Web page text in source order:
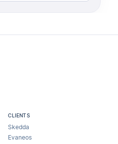
CLIENTS
Skedda
Evaneos